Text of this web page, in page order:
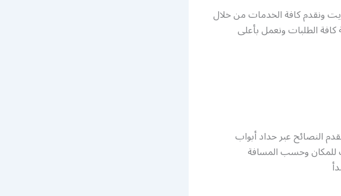
ونقدم كافة الخدمات من خلال
الطلبات ونعمل بأعلى
النصائح عبر حداد أبواب
للمكان وحسب المسافة